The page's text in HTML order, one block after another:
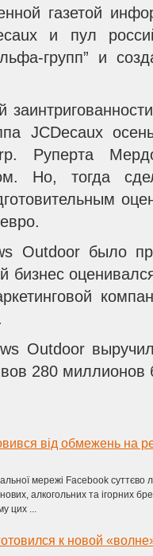
газетой
и пул
групп” и
JCDecaux
Руперта
Но, тогда
Outdoor было
бизнес
Outdoor
280 миллионов
мережі Facebook
алкогольних та ігорних
цих ...
к новой